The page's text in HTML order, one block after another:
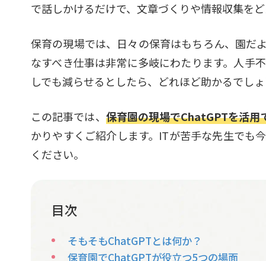
で話しかけるだけで、文章づくりや情報収集をど
保育の現場では、日々の保育はもちろん、園だ
なすべき仕事は非常に多岐にわたります。人手
しでも減らせるとしたら、どれほど助かるでしょ
この記事では、 保育園の現場でChatGPTを活用
かりやすくご紹介します。ITが苦手な先生でも
ください。
目次
そもそもChatGPTとは何か？
保育園でChatGPTが役立つ5つの場面